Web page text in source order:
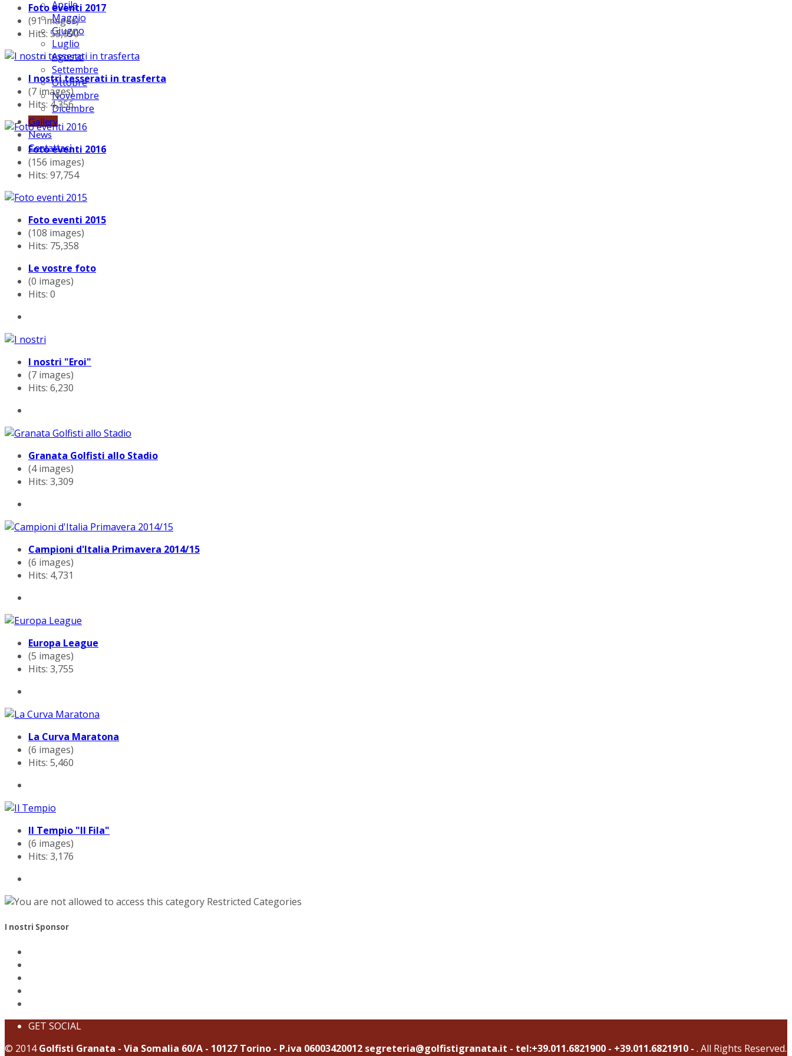
Aprile
Maggio
Giugno
Luglio
Agosto
Settembre
Ottobre
Novembre
Dicembre
Gallery
News
Contattaci
Foto eventi 2017
(91 images)
Hits: 53,990
I nostri tesserati in trasferta
(7 images)
Hits: 4,356
Foto eventi 2016
(156 images)
Hits: 97,754
Foto eventi 2015
(108 images)
Hits: 75,358
Le vostre foto
(0 images)
Hits: 0
I nostri "Eroi"
(7 images)
Hits: 6,230
Granata Golfisti allo Stadio
(4 images)
Hits: 3,309
Campioni d'Italia Primavera 2014/15
(6 images)
Hits: 4,731
Europa League
(5 images)
Hits: 3,755
La Curva Maratona
(6 images)
Hits: 5,460
Il Tempio "Il Fila"
(6 images)
Hits: 3,176
Restricted Categories
I nostri Sponsor
GET SOCIAL
© 2014Golfisti Granata - Via Somalia 60/A - 10127 Torino - P.iva 06003420012 segreteria@golfistigranata.it - tel:+39.011.6821900 - +39.011.6821910 - . All Rights Reserved.